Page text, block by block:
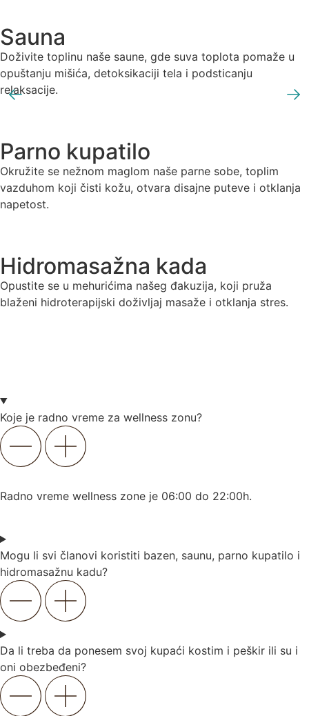
Sauna
Doživite toplinu naše saune, gde suva toplota pomaže u
opuštanju mišića, detoksikaciji tela i podsticanju
relaksacije.
Parno kupatilo
Okružite se nežnom maglom naše parne sobe, toplim
vazduhom koji čisti kožu, otvara disajne puteve i otklanja
napetost.
Hidromasažna kada
Opustite se u mehurićima našeg đakuzija, koji pruža
blaženi hidroterapijski doživljaj masaže i otklanja stres.
Koje je radno vreme za wellness zonu?
Radno vreme wellness zone je 06:00 do 22:00h.
Mogu li svi članovi koristiti bazen, saunu, parno kupatilo i
hidromasažnu kadu?
Da li treba da ponesem svoj kupaći kostim i peškir ili su i
oni obezbeđeni?